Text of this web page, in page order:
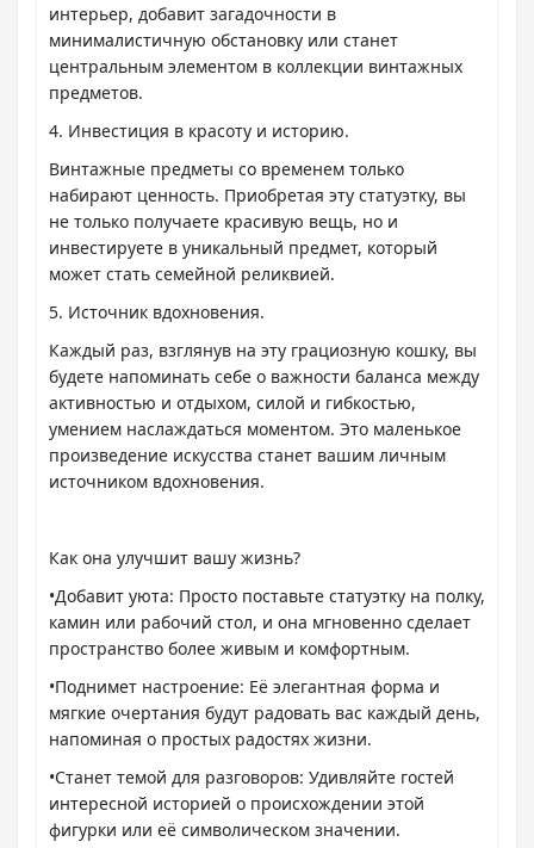
интерьер, добавит загадочности в
минималистичную обстановку или станет
центральным элементом в коллекции винтажных
предметов.
4. Инвестиция в красоту и историю.
Винтажные предметы со временем только
набирают ценность. Приобретая эту статуэтку, вы
не только получаете красивую вещь, но и
инвестируете в уникальный предмет, который
может стать семейной реликвией.
5. Источник вдохновения.
Каждый раз, взглянув на эту грациозную кошку, вы
будете напоминать себе о важности баланса между
активностью и отдыхом, силой и гибкостью,
умением наслаждаться моментом. Это маленькое
произведение искусства станет вашим личным
источником вдохновения.
Как она улучшит вашу жизнь?
•Добавит уюта: Просто поставьте статуэтку на полку,
камин или рабочий стол, и она мгновенно сделает
пространство более живым и комфортным.
•Поднимет настроение: Её элегантная форма и
мягкие очертания будут радовать вас каждый день,
напоминая о простых радостях жизни.
•Станет темой для разговоров: Удивляйте гостей
интересной историей о происхождении этой
фигурки или её символическом значении.